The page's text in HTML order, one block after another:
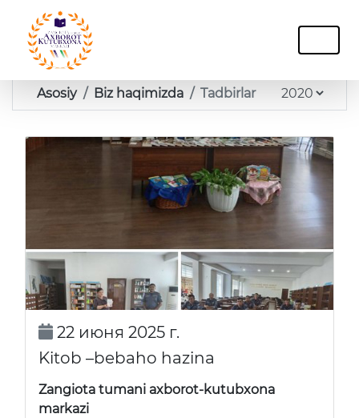
Asosiy Biz haqimizda Tadbirlar
22 июня 2025 г.
Kitob –bebaho hazina
Zangiota tumani axborot-kutubxona
markazi